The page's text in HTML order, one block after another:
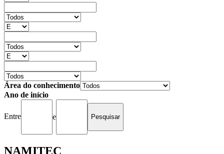
Área do conhecimento
Ano de início
Entre e
NAMITEC